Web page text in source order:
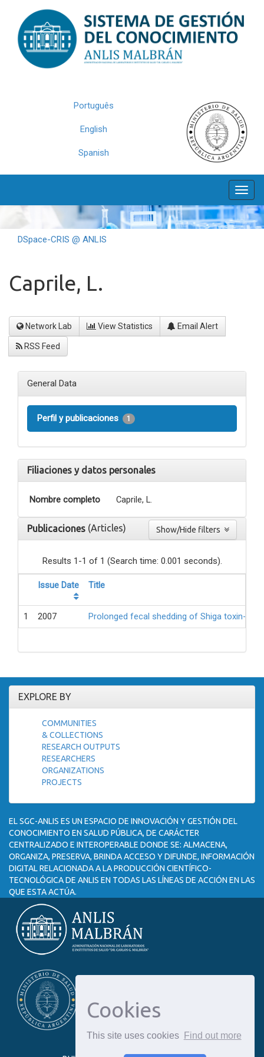
Cookies
This site uses cookies Find out more
navigation
Português
English
Spanish
DSpace-CRIS @ ANLIS
Caprile, L.
Network Lab View Statistics Email Alert
RSS Feed
General Data
Perfil y publicaciones 1
Filiaciones y datos personales
Nombre completo Caprile, L.
Publicaciones (Articles)
Results 1-1 of 1 (Search time: 0.001 seconds).
Issue Date Title
1 2007 Prolonged fecal shedding of Shiga toxin-
EXPLORE BY
COMMUNITIES
& COLLECTIONS
RESEARCH OUTPUTS
RESEARCHERS
ORGANIZATIONS
PROJECTS
EL SGC-ANLIS ES UN ESPACIO DE INNOVACIÓN Y GESTIÓN DEL
CONOCIMIENTO EN SALUD PÚBLICA, DE CARÁCTER
CENTRALIZADO E INTEROPERABLE DONDE SE: ALMACENA,
ORGANIZA, PRESERVA, BRINDA ACCESO Y DIFUNDE, INFORMACIÓN
DIGITAL RELACIONADA A LA PRODUCCIÓN CIENTÍFICO-
TECNOLÓGICA DE ANLIS EN TODAS LAS LÍNEAS DE ACCIÓN EN LAS
QUE ESTA ACTÚA.